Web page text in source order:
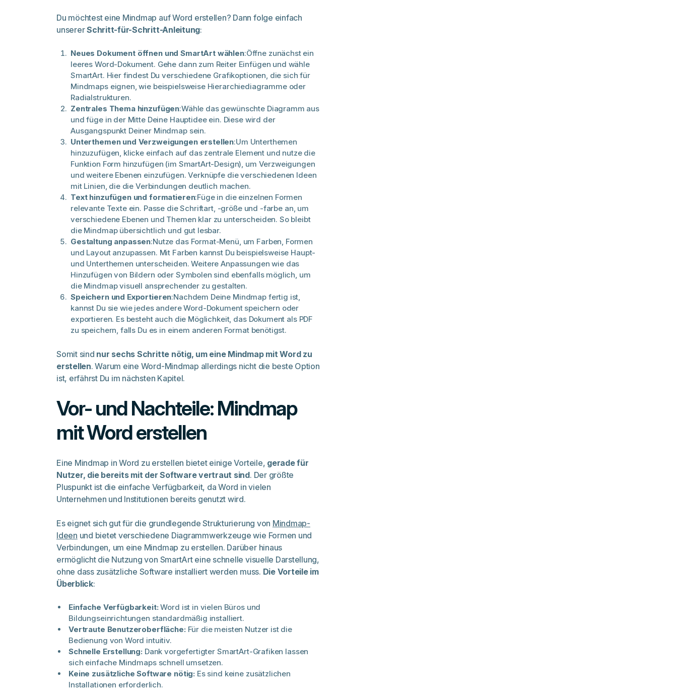
Du möchtest eine Mindmap auf Word erstellen? Dann folge einfach
unsererSchritt-für-Schritt-Anleitung:
Neues Dokument öffnen und SmartArt wählen:Öffne zunächst ein
leeres Word-Dokument. Gehe dann zum Reiter Einfügen und wähle
SmartArt. Hier findest Du verschiedene Grafikoptionen, die sich für
Mindmaps eignen, wie beispielsweise Hierarchiediagramme oder
Radialstrukturen.
Zentrales Thema hinzufügen:Wähle das gewünschte Diagramm aus
und füge in der Mitte Deine Hauptidee ein. Diese wird der
Ausgangspunkt Deiner Mindmap sein.
Unterthemen und Verzweigungen erstellen:Um Unterthemen
hinzuzufügen, klicke einfach auf das zentrale Element und nutze die
Funktion Form hinzufügen (im SmartArt-Design), um Verzweigungen
und weitere Ebenen einzufügen. Verknüpfe die verschiedenen Ideen
mit Linien, die die Verbindungen deutlich machen.
Text hinzufügen und formatieren:Füge in die einzelnen Formen
relevante Texte ein. Passe die Schriftart, -größe und -farbe an, um
verschiedene Ebenen und Themen klar zu unterscheiden. So bleibt
die Mindmap übersichtlich und gut lesbar.
Gestaltung anpassen:Nutze das Format-Menü, um Farben, Formen
und Layout anzupassen. Mit Farben kannst Du beispielsweise Haupt-
und Unterthemen unterscheiden. Weitere Anpassungen wie das
Hinzufügen von Bildern oder Symbolen sind ebenfalls möglich, um
die Mindmap visuell ansprechender zu gestalten.
Speichern und Exportieren:Nachdem Deine Mindmap fertig ist,
kannst Du sie wie jedes andere Word-Dokument speichern oder
exportieren. Es besteht auch die Möglichkeit, das Dokument als PDF
zu speichern, falls Du es in einem anderen Format benötigst.
Somit sind nur sechs Schritte nötig, um eine Mindmap mit Word zu
erstellen. Warum eine Word-Mindmap allerdings nicht die beste Option
ist, erfährst Du im nächsten Kapitel.
Vor- und Nachteile: Mindmap
mit Word erstellen
Eine Mindmap in Word zu erstellen bietet einige Vorteile, gerade für
Nutzer, die bereits mit der Software vertraut sind. Der größte
Pluspunkt ist die einfache Verfügbarkeit, da Word in vielen
Unternehmen und Institutionen bereits genutzt wird.
Es eignet sich gut für die grundlegende Strukturierung von Mindmap-
Ideen und bietet verschiedene Diagrammwerkzeuge wie Formen und
Verbindungen, um eine Mindmap zu erstellen. Darüber hinaus
ermöglicht die Nutzung von SmartArt eine schnelle visuelle Darstellung,
ohne dass zusätzliche Software installiert werden muss. Die Vorteile im
Überblick:
Einfache Verfügbarkeit: Word ist in vielen Büros und
Bildungseinrichtungen standardmäßig installiert.
Vertraute Benutzeroberfläche: Für die meisten Nutzer ist die
Bedienung von Word intuitiv.
Schnelle Erstellung: Dank vorgefertigter SmartArt-Grafiken lassen
sich einfache Mindmaps schnell umsetzen.
Keine zusätzliche Software nötig: Es sind keine zusätzlichen
Installationen erforderlich.